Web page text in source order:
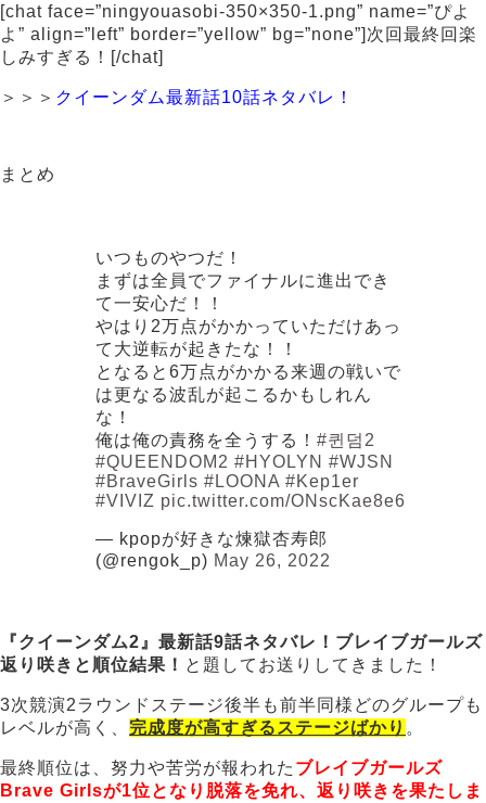
[chat face=”ningyouasobi-350×350-1.png” name=”ぴよ
よ” align=”left” border=”yellow” bg=”none”]次回最終回楽
しみすぎる！[/chat]
＞＞＞ クイーンダム最新話10話ネタバレ！
まとめ
いつものやつだ！
まずは全員でファイナルに進出でき
て一安心だ！！
やはり2万点がかかっていただけあっ
て大逆転が起きたな！！
となると6万点がかかる来週の戦いで
は更なる波乱が起こるかもしれん
な！
俺は俺の責務を全うする！ #퀸덤2
#QUEENDOM2 #HYOLYN #WJSN
#BraveGirls #LOONA #Kep1er
#VIVIZ pic.twitter.com/ONscKae8e6
— kpopが好きな煉獄杏寿郎
(@rengok_p) May 26, 2022
『クイーンダム2』最新話9話ネタバレ！ブレイブガールズ
返り咲きと順位結果！ と題してお送りしてきました！
3次競演2ラウンドステージ後半も前半同様どのグループも
レベルが高く、 完成度が高すぎるステージばかり 。
最終順位は、努力や苦労が報われた ブレイブガールズ
Brave Girlsが1位となり脱落を免れ、返り咲きを果たしま